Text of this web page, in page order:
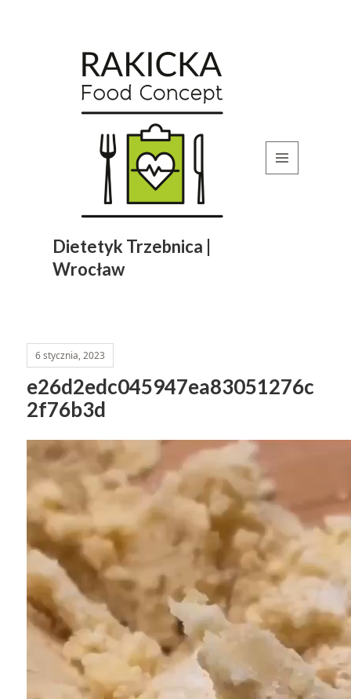
Dietetyk Trzebnica |
Wrocław
6 stycznia, 2023
e26d2edc045947ea83051276c
2f76b3d